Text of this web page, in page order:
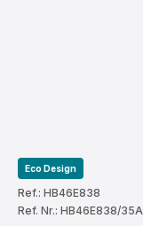
Eco Design
Ref.: HB46E838
Ref. Nr.: HB46E838/35A